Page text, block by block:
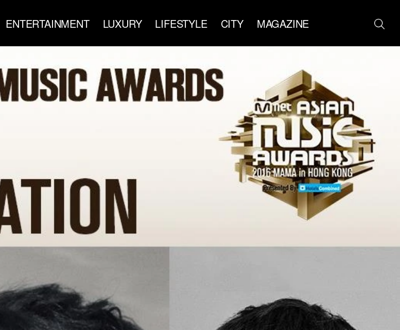
ENTERTAINMENT LUXURY LIFESTYLE CITY MAGAZINE